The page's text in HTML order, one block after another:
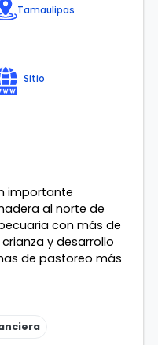
Tamaulipas
Sitio
importante
al norte de
con más de
y desarrollo
de pastoreo más